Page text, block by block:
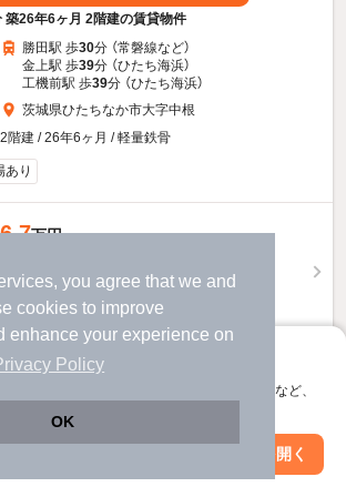
you agree that we and
cookies to improve
enhance your experience on
Policy
OK
替えて、サクサクお部屋探し
ですぐ使える。マップ検索やお気に入り保存など、
アプリを開く
築26年6ヶ月 2階建の賃貸物件
勝田駅 歩30分 （常磐線など）
金上駅 歩39分 （ひたち海浜）
工機前駅 歩39分 （ひたち海浜）
茨城県ひたちなか市大字中根
2階建 / 26年6ヶ月 / 軽量鉄骨
あり
6.7万円
敷 不要 礼 不要
2階 / 2LDK / 53.99㎡
お問い合わせ
絞り込み条件を変更